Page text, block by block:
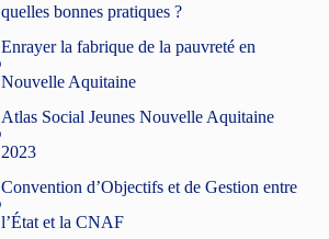
quelles bonnes pratiques ?
Enrayer la fabrique de la pauvreté en
Nouvelle Aquitaine
Atlas Social Jeunes Nouvelle Aquitaine
2023
Convention d’Objectifs et de Gestion entre
l’État et la CNAF